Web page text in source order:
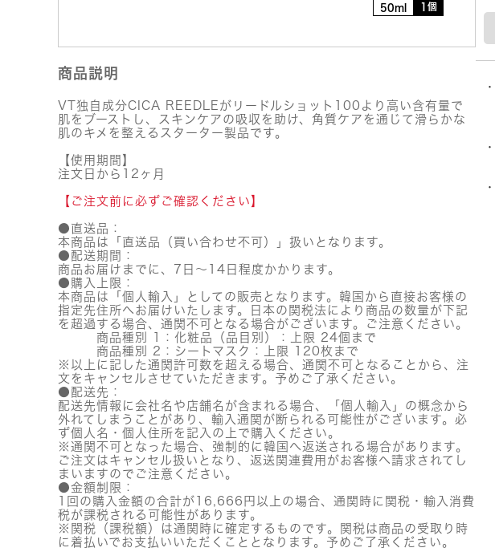
50ml 1個
商品説明
VT独自成分CICA REEDLEがリードルショット100より高い含有量で
肌をブーストし、スキンケアの吸収を助け、角質ケアを通じて滑らかな
肌のキメを整えるスターター製品です。
【使用期間】
注文日から12ヶ月
【ご注文前に必ずご確認ください】
●直送品：
本商品は「直送品（買い合わせ不可）」扱いとなります。
●配送期間：
商品お届けまでに、7日～14日程度かかります。
●購入上限：
本商品は「個人輸入」としての販売となります。韓国から直接お客様の
指定先住所へお届けいたします。日本の関税法により商品の数量が下記
を超過する場合、通関不可となる場合がございます。ご注意ください。
商品種別 1：化粧品（品目別）：上限 24個まで
商品種別 2：シートマスク：上限 120枚まで
※以上に記した通関許可数を超える場合、通関不可となることから、注
文をキャンセルさせていただきます。予めご了承ください。
●配送先：
配送先情報に会社名や店舗名が含まれる場合、「個人輸入」の概念から
外れてしまうことがあり、輸入通関が断られる可能性がございます。必
ず個人名・個人住所を記入の上で購入ください。
※通関不可となった場合、強制的に韓国へ返送される場合があります。
ご注文はキャンセル扱いとなり、返送関連費用がお客様へ請求されてし
まいますのでご注意ください。
●金額制限：
1回の購入金額の合計が16,666円以上の場合、通関時に関税・輸入消費
税が課税される可能性があります。
※関税（課税額）は通関時に確定するものです。関税は商品の受取り時
に着払いでお支払いいただくこととなります。予めご了承ください。